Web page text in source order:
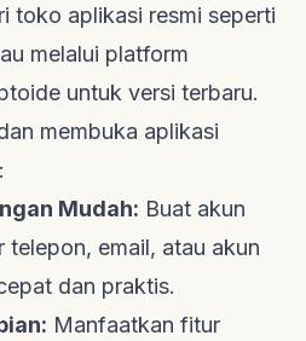
toko aplikasi resmi seperti
melalui platform
untuk versi terbaru.
membuka aplikasi
Mudah: Buat akun
telepon, email, atau akun
dan praktis.
Manfaatkan fitur